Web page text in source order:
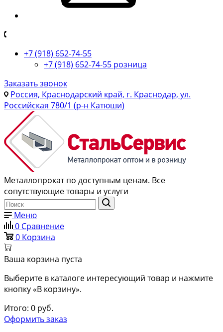
+7 (918) 652-74-55
+7 (918) 652-74-55 розница
Заказать звонок
Россия, Краснодарский край, г. Краснодар, ул.
Российская 780/1 (р-н Катюши)
Металлопрокат по доступным ценам. Все
сопутствующие товары и услуги
Меню
0 Сравнение
0 Корзина
Ваша корзина пуста
Выберите в каталоге интересующий товар и нажмите
кнопку «В корзину».
Итого: 0 руб.
Оформить заказ